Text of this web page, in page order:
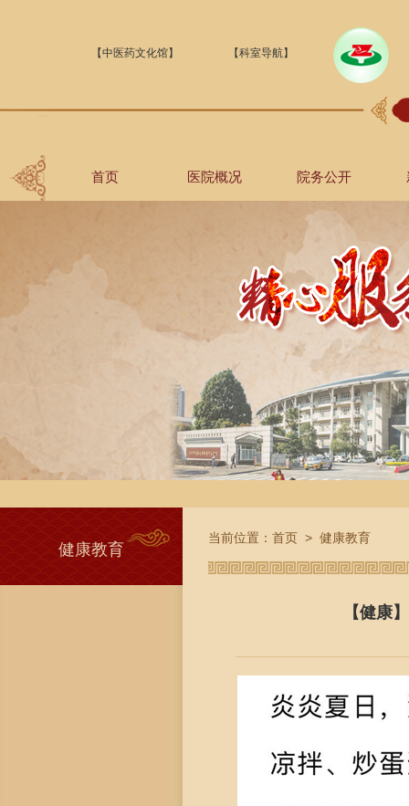
【中医药文化馆】 【科室导航】
首页 医院概况 院务公开
健康教育
当前位置： 首页 > 健康教育
【健康